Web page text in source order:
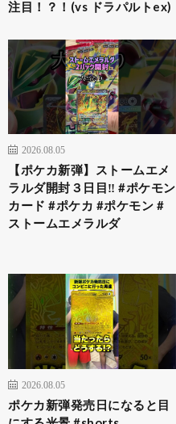
注目！？！(vs ドラパルトex)
2026.08.05
【ポケカ新弾】ストームエメ
ラルダ開封３日目‼️ #ポケモン
カード #ポケカ #ポケモン #
ストームエメラルダ
2026.08.05
ポケカ新弾発売日になると目